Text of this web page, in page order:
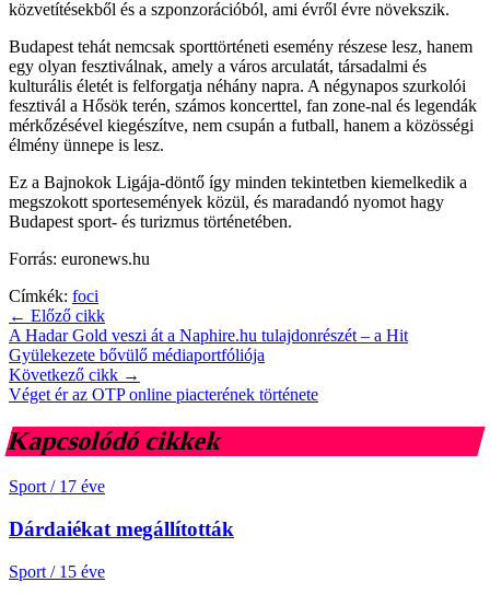
közvetítésekből és a szponzorációból, ami évről évre növekszik.
Budapest tehát nemcsak sporttörténeti esemény részese lesz, hanem
egy olyan fesztiválnak, amely a város arculatát, társadalmi és
kulturális életét is felforgatja néhány napra. A négynapos szurkolói
fesztivál a Hősök terén, számos koncerttel, fan zone-nal és legendák
mérkőzésével kiegészítve, nem csupán a futball, hanem a közösségi
élmény ünnepe is lesz.
Ez a Bajnokok Ligája-döntő így minden tekintetben kiemelkedik a
megszokott sportesemények közül, és maradandó nyomot hagy
Budapest sport- és turizmus történetében.
Forrás: euronews.hu
Címkék: foci
← Előző cikk
A Hadar Gold veszi át a Naphire.hu tulajdonrészét – a Hit
Gyülekezete bővülő médiaportfóliója
Következő cikk →
Véget ér az OTP online piacterének története
Kapcsolódó cikkek
Sport / 17 éve
Dárdaiékat megállították
Sport / 15 éve